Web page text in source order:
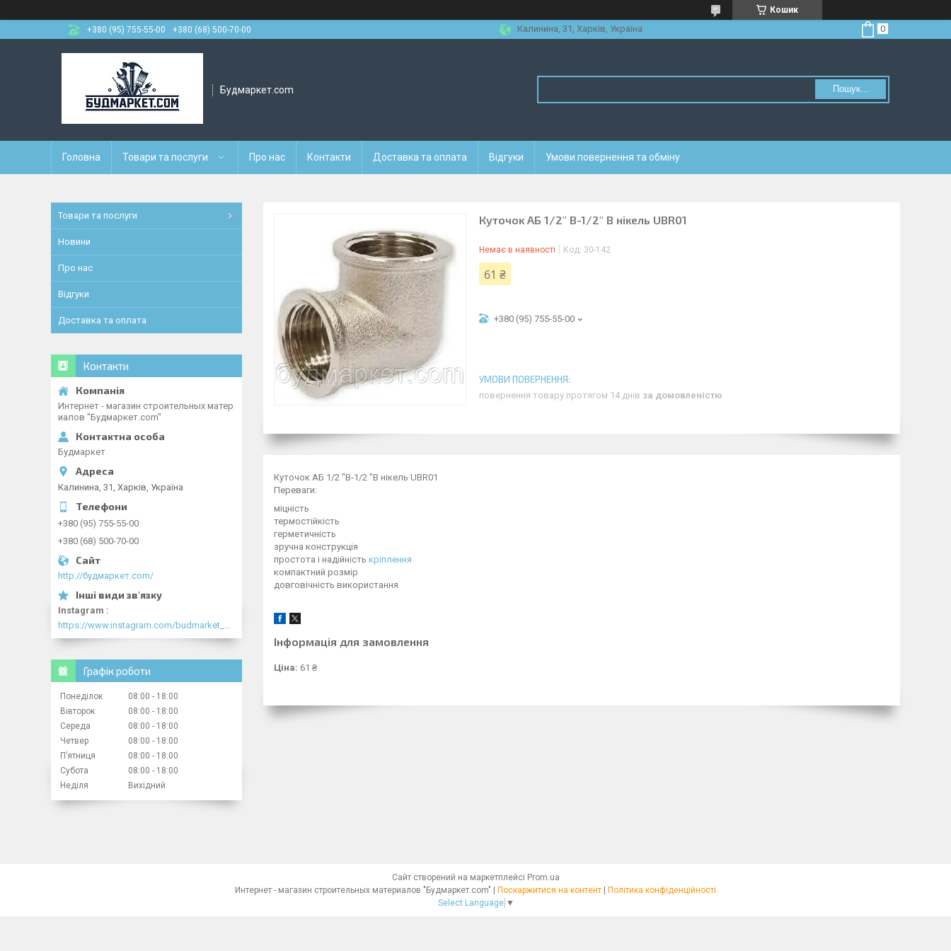
Кошик
+380 (95) 755-55-00
+380 (68) 500-70-00 Калинина, 31, Харків, Україна
Будмаркет.com Пошук...
Головна Товари та послуги Про нас Контакти Доставка та оплата Відгуки Умови повернення та обміну
Куточок АБ 1/2" В-1/2" В нікель UBR01
Немає в наявності Код: 30-142
61 ₴
+380 (95) 755-55-00
повернення товару протягом 14 днів за домовленістю
Куточок АБ 1/2 "В-1/2 "В нікель UBR01
Переваги:
міцність
термостійкість
герметичність
зручна конструкція
простота і надійність кріплення
компактний розмір
довговічність використання
Інформація для замовлення
Ціна: 61 ₴
Товари та послуги
Новини
Про нас
Відгуки
Доставка та оплата
Контакти
Интернет - магазин строительных матер
иалов "Будмаркет.com"
Будмаркет
Калинина, 31, Харків, Україна
+380 (95) 755-55-00
+380 (68) 500-70-00
http://будмаркет.com/
Instagram
Графік роботи
Понеділок 08:00
18:00
Вівторок
08:00
18:00
Середа
08:00
18:00
Четвер
08:00
18:00
Пʼятниця
08:00
18:00
Субота
08:00
18:00
Неділя
Вихідний
Сайт створений на маркетплейсі Prom.ua
Интернет - магазин строительных материалов "Будмаркет.com" | Поскаржитися на контент | Політика конфіденційності
Select Language ▼